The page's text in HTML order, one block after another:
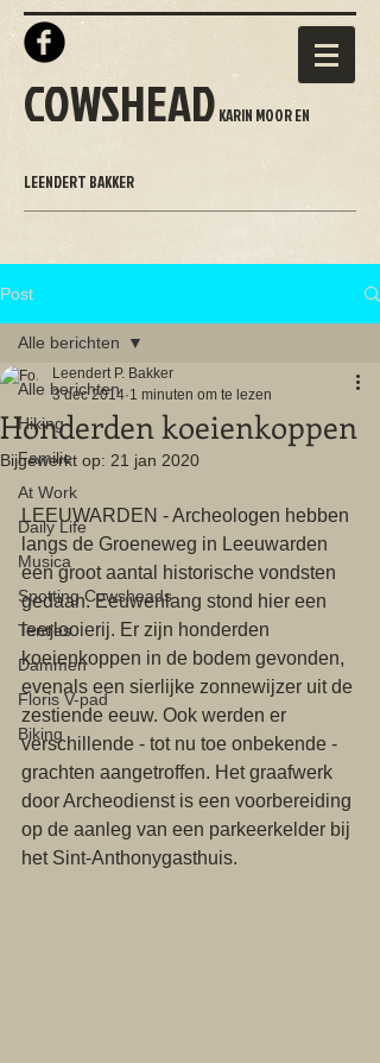
COWSHEAD KARIN MOOR EN
LEENDERT BAKKER
Post
Alle berichten
Hiking
Familie
At Work
Daily Life
Musica
Spotting Cowsheads
Tentjes
Dammen
Floris V-pad
Biking
Alle berichten
Honderden koeienkoppen
Leendert P. Bakker
3 dec 2014 1 minuten om te lezen
Bijgewerkt op: 21 jan 2020
LEEUWARDEN - Archeologen hebben
langs de Groeneweg in Leeuwarden
een groot aantal historische vondsten
gedaan. Eeuwenlang stond hier een
leerlooierij. Er zijn honderden
koeienkoppen in de bodem gevonden,
evenals een sierlijke zonnewijzer uit de
zestiende eeuw. Ook werden er
verschillende - tot nu toe onbekende -
grachten aangetroffen. Het graafwerk
door Archeodienst is een voorbereiding
op de aanleg van een parkeerkelder bij
het Sint-Anthonygasthuis.